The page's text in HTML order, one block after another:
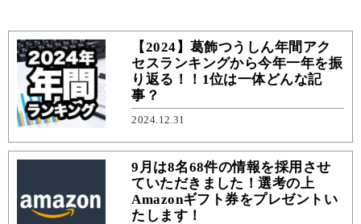
【2024】葛飾つうしん年間アク
セスランキングから今年一年を振
り返る！！1位は一体どんな記
事？
2024.12.31
9月は8名68件の情報を採用させ
ていただきました！選考の上
Amazonギフト券をプレゼントい
たします！